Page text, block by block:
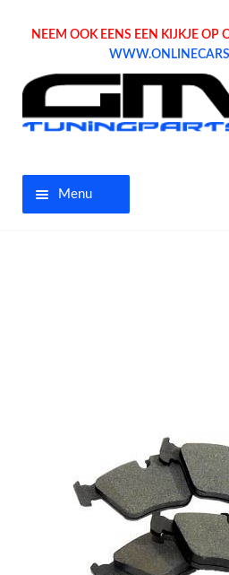
NEEM OOK EENS EEN KIJKJE OP
Menu
Bedrijfswagen parts